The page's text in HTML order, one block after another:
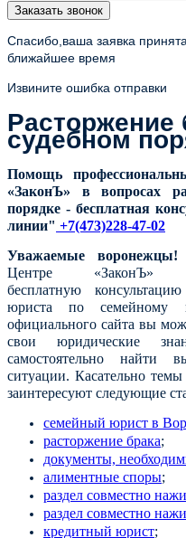
Заказать звонок
Спасибо,ваша заявка
ближайшее время
Извините ошибка отправки
Расторжение
судебном
Помощь
«ЗаконЪ» в вопросах
порядке - бесплатная
линии" +7(473)228-47-02
Уважаемые воронежцы!
Центре
бесплатную консультацию
юриста по семейному
официального сайта вы
свои юридические
самостоятельно найти
ситуации. Касательно темы
заинтересуют следующие
семейный юрист в
расторжение брака;
документы,
алиментные споры;
раздел совместно
раздел совместно
кредитный юрист;